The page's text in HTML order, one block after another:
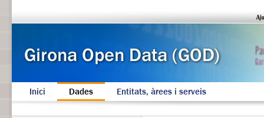
Inici Dades Entitats, àrees i serveis